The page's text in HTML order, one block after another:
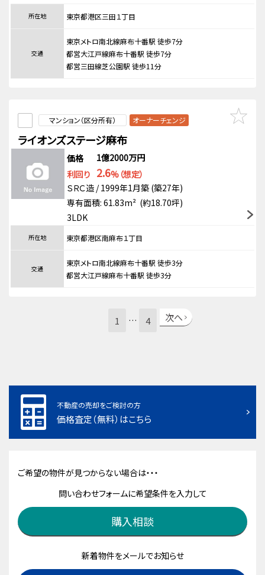
所在地 東京都港区三田１丁目
交通
東京メトロ南北線麻布十番駅 徒歩7分
都営大江戸線麻布十番駅 徒歩7分
都営三田線芝公園駅 徒歩11分
マンション（区分所有） オーナーチェンジ
ライオンズステージ麻布
価格
1億2000万円
利回り 2.6%（想定）
ＳＲＣ造 / 1999年1月築 (築27年)
専有面積: 61.83m² (約18.70坪)
3LDK
所在地 東京都港区南麻布１丁目
交通
東京メトロ南北線麻布十番駅 徒歩3分
都営大江戸線麻布十番駅 徒歩3分
1 … 4 次へ
不動産の売却をご検討の方
価格査定（無料）はこちら
ご希望の物件が見つからない場合は・・・
問い合わせフォームに希望条件を入力して
購入相談
新着物件をメールでお知らせ